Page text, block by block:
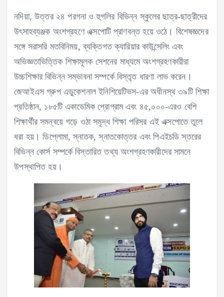
নদিয়া, উত্তর ২৪ পরগনা ও হুগলির বিভিন্ন স্কুলের ছাত্র-ছাত্রীদের
উৎসাহব্যঞ্জক অংশগ্রহণে এক্সপোটি প্রাণবন্ত হয়ে ওঠে। বিশেষজ্ঞদের
সঙ্গে সরাসরি মতবিনিময়, ব্যক্তিগত ক্যারিয়ার কাউন্সেলিং এবং
অভিজ্ঞতাভিত্তিক শিক্ষামূলক সেশনের মাধ্যমে অংশগ্রহণকারীরা
উচ্চশিক্ষার বিভিন্ন সম্ভাবনা সম্পর্কে বিস্তৃত ধারণা লাভ করেন।
জেআইএস গ্রুপ এডুকেশনাল ইনিশিয়েটিভস-এর অধীনস্থ ৩৯টি শিক্ষা
প্রতিষ্ঠান, ১৮৫টি একাডেমিক প্রোগ্রাম এবং ৪৫,০০০-এরও বেশি
শিক্ষার্থীর সমন্বয়ে গড়ে ওঠা সমৃদ্ধ শিক্ষা পরিসর এই এক্সপোতে তুলে
ধরা হয়। ডিপ্লোমা, স্নাতক, স্নাতকোত্তর এবং পিএইচডি স্তরের
বিভিন্ন কোর্স সম্পর্কে বিস্তারিত তথ্য অংশগ্রহণকারীদের সামনে
উপস্থাপিত হয়।